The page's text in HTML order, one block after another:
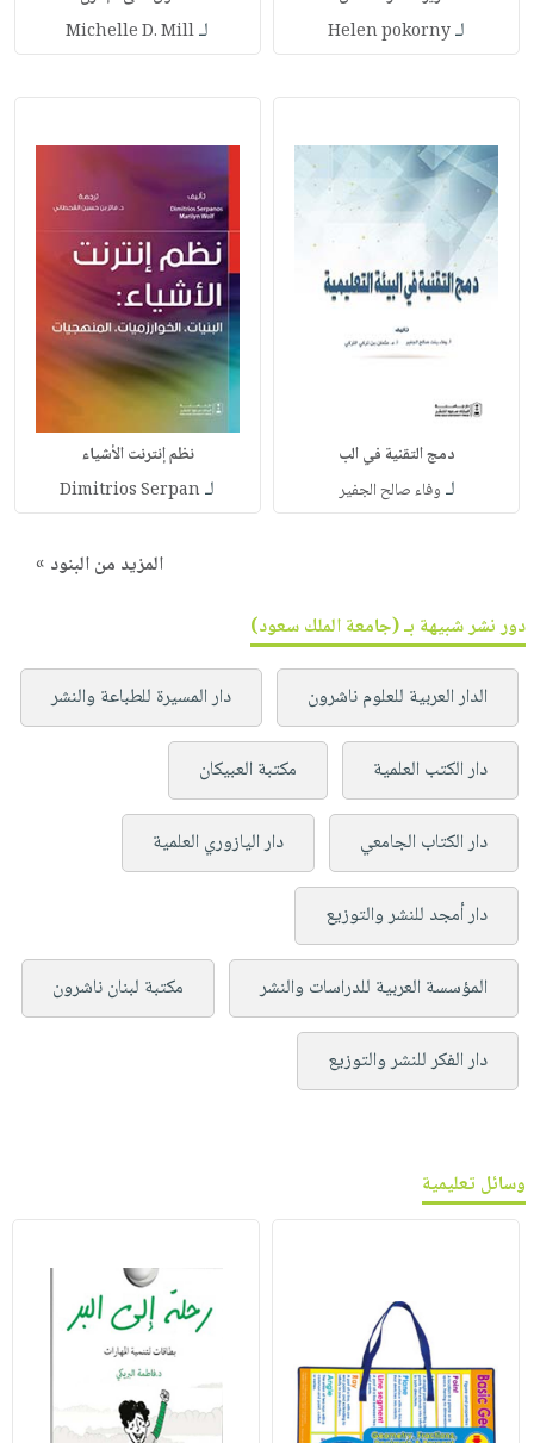
لـHelen pokorny لـMichelle D. Mill
دمج التقنية في الب
لـ وفاء صالح الجفير
نظم إنترنت الأشياء
لـDimitrios Serpan
المزيد من البنود »
دور نشر شبيهة بـ (جامعة الملك سعود)
الدار العربية للعلوم ناشرون دار المسيرة للطباعة والنشر
دار الكتب العلمية مكتبة العبيكان
دار الكتاب الجامعي دار اليازوري العلمية
دار أمجد للنشر والتوزيع
المؤسسة العربية للدراسات والنشر مكتبة لبنان ناشرون
دار الفكر للنشر والتوزيع
وسائل تعليمية